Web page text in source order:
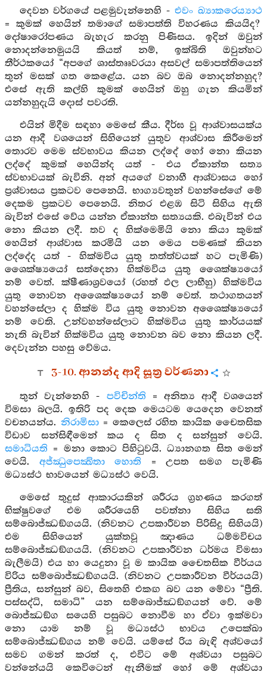
දෙවන වර්ගයේ පළමුවැන්නෙහි -එවං ඛ්‍යාකරෙය්‍යාථ
= කුමක් හෙයින් තමාගේ සමාපත්ති විහරණය කියයිද?
දෝෂාරෝපණය බැහැර කරනු පිණිසය. ඉදින් ඔවුන්
නොදන්නෙමුයයි කියත් නම්, ඉක්බිති ඔවුන්හට
තීර්ථකයෝ “අපගේ ශාස්තෲවරයා අසවල් සමාපත්තියෙන්
තුන් මසක් ගත කෙළේය. යන බව ඔබ නොදන්නහුද?
එසේ ඇති කල්හි කුමක් හෙයින් ඔහු ගැන කියමින්
යන්නහුදැයි දොස් පවරති.
එයින් මිදීම සඳහා මෙසේ කීය. දීර්ඝ වූ ආශ්වාසයක්ය
යන ආදී වශයෙන් සිහියෙන් යුතුව ආශ්වාස කිරීමෙන්
තොරව මෙම ස්වභාවය කියන ලද්දේ හෝ නො කියන
ලද්දේ කුමක් හෙයින්ද යත් - එය ඒකාන්ත සත්‍ය
ස්වභාවයක් බැවිනි. අන් අයගේ වනාහී ආශ්වාසය හෝ
ප්‍රශ්වාසය ප්‍රකටව පෙනෙයි. භාග්‍යවතුන් වහන්සේගේ මේ
දෙකම ප්‍රකටව පෙනෙයි. නිතර එළඹ සිටි සිහිය ඇති
බැවින් එසේ වේය යන්න ඒකාන්ත සත්‍යයකි. එබැවින් එය
නො කියන ලදී. තව ද හික්මෙමියි නො කියා කුමක්
හෙයින් ආශ්වාස කරමියි යන මෙය පමණක් කියන
ලද්දේද යත් - හික්මවිය යුතු තත්ත්වයක් හට පැමිණි)
ශෛක්ෂ්‍යයෝ සත්දෙනා හික්මවිය යුතු ශෛක්ෂ්‍යයෝ
නම් වෙත්. ක්ෂීණාශ්‍රවයෝ (රහත් ඵල ලාභීහු) හික්මවිය
යුතු නොවන අශෛක්ෂ්‍යයෝ නම් වෙත්. තථාගතයන්
වහන්සේලා ද හික්ම විය යුතු නොවන අශෛක්ෂ්‍යයෝ
නම් වෙති. උන්වහන්සේලාට හික්මවිය යුතු කාර්යයක්
නැති බැවින් හික්මවිය යුතු නොවන බව නො කියන ලදී.
දෙවැන්න පහසු වේමය.
3-10. ආනන්ද ආදි සූත්‍ර වර්ණනා
තුන් වැන්නෙහි - පවිචින්ති = අනිත්‍ය ආදී වශයෙන්
විමසා බලයි. ඉතිරි පද දෙක මෙයටම යෙදෙන වෙනත්
වචනයන්ය. නිරාමිසා= කෙලෙස් රහිත කායික චෛතසික
විඩාව සන්සිඳීමෙන් කය ද සිත ද සන්සුන් වෙයි.
සමාධියති = මනා කොට පිහිටුවයි. ධ්‍යානගත සිත මෙන්
වෙයි. අජ්ඣුපෙක්‍ඛිතා හොති = උපත සමග පැමිණි
මධ්‍යස්ථ භාවයෙන් මධ්‍යස්ථ වෙයි.
මෙසේ තුදුස් ආකාරයකින් ශරීරය ග්‍රහණය කරගත්
භික්ෂුවගේ එම ශරීරයෙහි පවත්නා සිහිය සති
සම්බොජ්ඣඞ්ගයයි. (නිවනට උපකාරීවන පිරිසිදු සිහියයි)
එම සිහියෙන් යුක්තවූ ඤාණය ධම්මවිචය
සම්බොජ්ඣඞ්ගයයි. (නිවනට උපකාරීවන ධර්මය විමසා
බැලීමයි) එය හා යෙදුනා වූ ම කායික චෛතසික වීර්යය
විරිය සම්බොජ්ඣඞ්ගයයි. (නිවනට උපකාරීවන වීර්යයයි)
ප්‍රීතිය, සන්සුන් බව, සිතෙහි එකඟ බව යන මේවා “ප්‍රීති.
පස්සද්ධි, සමාධි” යන සම්බොජ්ඣඞ්ගයන් වේ. මේ
බොජ්ඣඞ්ග සයෙහි පසුබට නොවීම හා ඒවා ඉක්මවා
නො යාම නම් වූ මධ්‍යස්ථ භාවය උපෙක්ඛා
සම්බොජ්ඣඞ්ගය නම් වෙයි. යම්සේ රිය බැඳි අශ්වයෝ
සමව ගමන් කරත් ද, එවිට මේ අශ්වයා පසුබට
වන්නේයයි කෙවිටෙන් ඇනීමක් හෝ මේ අශ්වයා